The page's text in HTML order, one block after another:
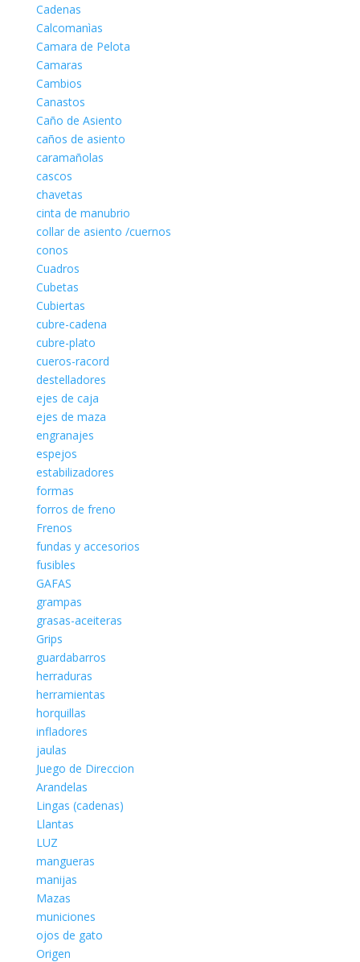
Cadenas
Calcomanìas
Camara de Pelota
Camaras
Cambios
Canastos
Caño de Asiento
caños de asiento
caramañolas
cascos
chavetas
cinta de manubrio
collar de asiento /cuernos
conos
Cuadros
Cubetas
Cubiertas
cubre-cadena
cubre-plato
cueros-racord
destelladores
ejes de caja
ejes de maza
engranajes
espejos
estabilizadores
formas
forros de freno
Frenos
fundas y accesorios
fusibles
GAFAS
grampas
grasas-aceiteras
Grips
guardabarros
herraduras
herramientas
horquillas
infladores
jaulas
Juego de Direccion
Arandelas
Lingas (cadenas)
Llantas
LUZ
mangueras
manijas
Mazas
municiones
ojos de gato
Origen